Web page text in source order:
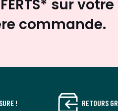
sur votre
commande.
! RETOURS